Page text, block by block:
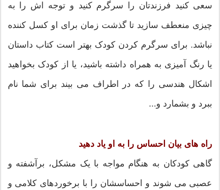
سعی کنید فرزندتان را سرگرم کنید و توجه اش را به
چیزی منعطف سازید تا گذشت زمان برای او کسل کننده
نباشد. برای سرگرم کردن کودک بهتر است کتاب داستان
یا رنگ آمیزی به همراه داشته باشید، یا از کودک بخواهید
اشکال هندسی را که در اطراف می بیند برای شما نام
ببرد و بشمارد و...
راه های بیان احساس را به او یاد دهید
گاهی کودکان به هنگام مواجه با یک مشکل، برآشفته و
عصبی می شوند و احساسشان را با برخوردهای کلامی و